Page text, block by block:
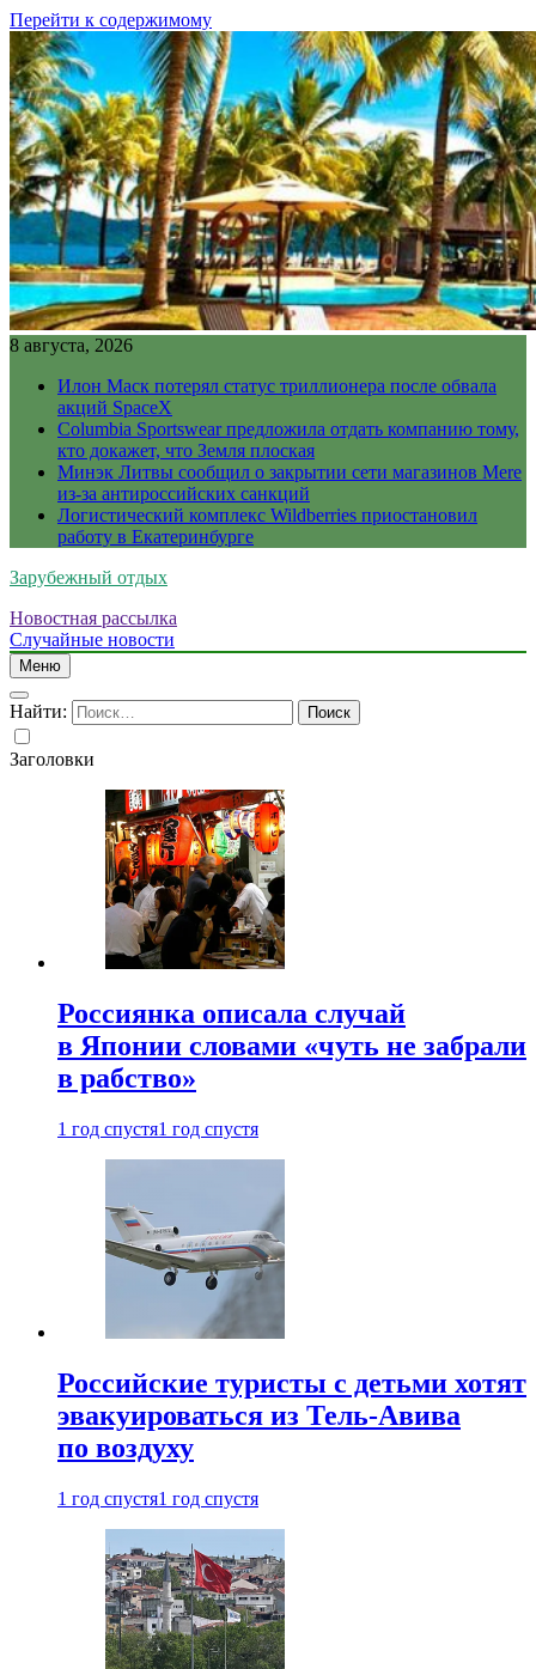
Перейти к содержимому
8 августа, 2026
Илон Маск потерял статус триллионера после обвала
акций SpaceX
Columbia Sportswear предложила отдать компанию тому,
кто докажет, что Земля плоская
Минэк Литвы сообщил о закрытии сети магазинов Mere
из-за антироссийских санкций
Логистический комплекс Wildberries приостановил
работу в Екатеринбурге
Зарубежный отдых
Новостная рассылка
Случайные новости
Меню
Найти:
Заголовки
Россиянка описала случай
в Японии словами «чуть не забрали
в рабство»
1 год спустя1 год спустя
Российские туристы с детьми хотят
эвакуироваться из Тель-Авива
по воздуху
1 год спустя1 год спустя